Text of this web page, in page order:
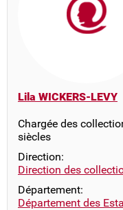
Lila WICKERS-LEVY
Chargée des
siècles
Direction:
Direction des
Département:
Département des